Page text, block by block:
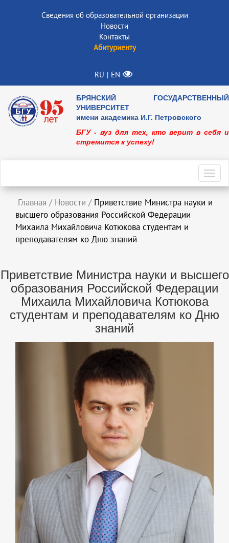
Сведения об образовательной организации
Новости
Контакты
Абитуриенту
RU | EN
БРЯНСКИЙ ГОСУДАРСТВЕННЫЙ
УНИВЕРСИТЕТ
имени академика И.Г. Петровского
БГУ - вуз для тех, кто верит в себя и
стремится к успеху!
Главная / Новости / Приветствие Министра науки и
высшего образования Российской Федерации
Михаила Михайловича Котюкова студентам и
преподавателям ко Дню знаний
Приветствие Министра науки и высшего
образования Российской Федерации
Михаила Михайловича Котюкова
студентам и преподавателям ко Дню
знаний